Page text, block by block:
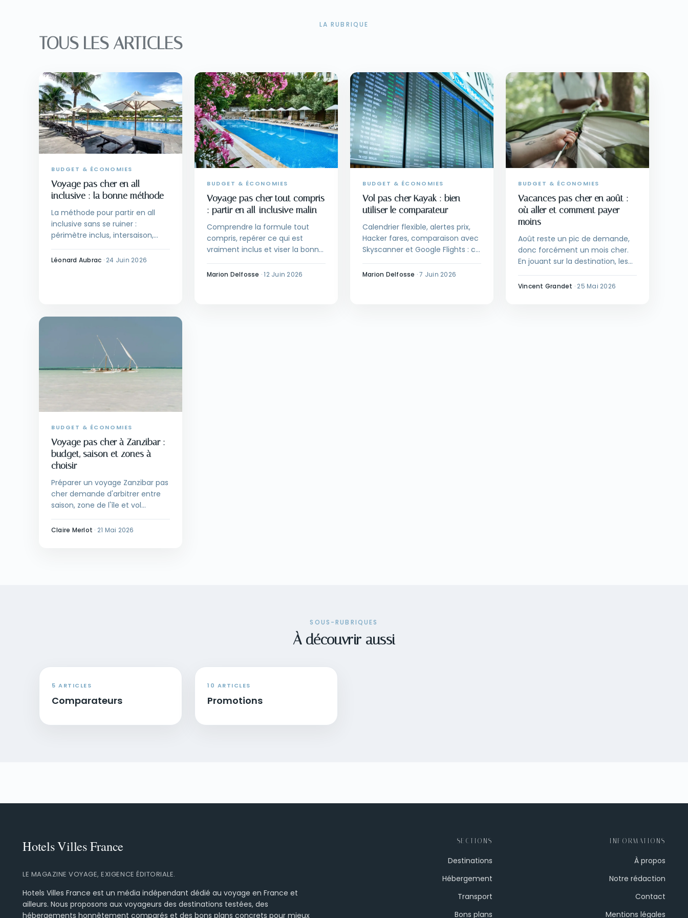
LA RUBRIQUE
TOUS LES ARTICLES
BUDGET & ÉCONOMIES
Voyage pas cher en all
inclusive : la bonne méthode
La méthode pour partir en all
inclusive sans se ruiner :
périmètre inclus, intersaison,
package complet et bon timing
de réservation.
Léonard Aubrac · 24 Juin 2026
BUDGET & ÉCONOMIES
Voyage pas cher tout compris
: partir en all-inclusive malin
Comprendre la formule tout
compris, repérer ce qui est
vraiment inclus et viser la bonne
sans se ruiner.
Marion Delfosse ·12 Juin 2026
BUDGET & ÉCONOMIES
Vol pas cher Kayak : bien
utiliser le comparateur
Calendrier flexible, alertes prix,
Hacker fares, comparaison avec
Skyscanner et Google Flights : ce
que la concurrence, et où
Marion Delfosse ·7 Juin 2026
BUDGET & ÉCONOMIES
Vacances pas cher en août :
où aller et comment payer
moins
Août reste un pic de demande,
donc forcément un mois cher.
En jouant sur la destination, les
partir sans se ruiner reste
Vincent Grandet · 25 Mai 2026
BUDGET & ÉCONOMIES
Voyage pas cher à Zanzibar :
budget, saison et zones à
choisir
Préparer un voyage Zanzibar pas
cher demande d'arbitrer entre
saison, zone de l'île et vol
anticipé. La mousson courte de
novembre et les zones Paje-
Claire Merlot · 21 Mai 2026
SOUS-RUBRIQUES
À découvrir aussi
5 ARTICLES
Comparateurs
10 ARTICLES
Promotions
LE MAGAZINE VOYAGE, EXIGENCE ÉDITORIALE.
Hotels Villes France est un média indépendant dédié au voyage en France et
ailleurs. Nous proposons aux voyageurs des destinations testées, des
hébergements honnêtement comparés et des bons plans concrets pour mieux
SECTIONS
Destinations
Hébergement
Transport
Bons plans
INFORMATIONS
À propos
Notre rédaction
Contact
Mentions légales